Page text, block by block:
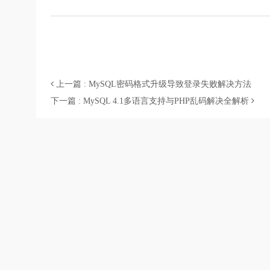
上一篇 : MySQL密码格式升级导致登录失败解决方法
下一篇 : MySQL 4.1多语言支持与PHP乱码解决全解析